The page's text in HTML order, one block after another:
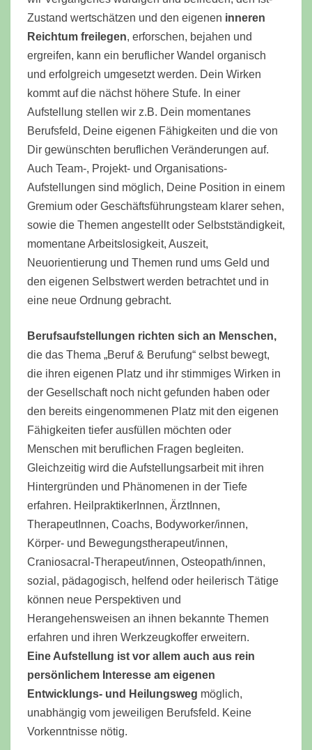
Zustand wertschätzen und den eigenen inneren
Reichtum freilegen, erforschen, bejahen und
ergreifen, kann ein beruflicher Wandel organisch
und erfolgreich umgesetzt werden. Dein Wirken
kommt auf die nächst höhere Stufe. In einer
Aufstellung stellen wir z.B. Dein momentanes
Berufsfeld, Deine eigenen Fähigkeiten und die von
Dir gewünschten beruflichen Veränderungen auf.
Auch Team-, Projekt- und Organisations-
Aufstellungen sind möglich, Deine Position in einem
Gremium oder Geschäftsführungsteam klarer sehen,
sowie die Themen angestellt oder Selbstständigkeit,
momentane Arbeitslosigkeit, Auszeit,
Neuorientierung und Themen rund ums Geld und
den eigenen Selbstwert werden betrachtet und in
eine neue Ordnung gebracht.
Berufsaufstellungen richten sich an Menschen,
die das Thema „Beruf & Berufung“ selbst bewegt,
die ihren eigenen Platz und ihr stimmiges Wirken in
der Gesellschaft noch nicht gefunden haben oder
den bereits eingenommenen Platz mit den eigenen
Fähigkeiten tiefer ausfüllen möchten oder
Menschen mit beruflichen Fragen begleiten.
Gleichzeitig wird die Aufstellungsarbeit mit ihren
Hintergründen und Phänomenen in der Tiefe
erfahren. HeilpraktikerInnen, ÄrztInnen,
TherapeutInnen, Coachs, Bodyworker/innen,
Körper- und Bewegungstherapeut/innen,
Craniosacral-Therapeut/innen, Osteopath/innen,
sozial, pädagogisch, helfend oder heilerisch Tätige
können neue Perspektiven und
Herangehensweisen an ihnen bekannte Themen
erfahren und ihren Werkzeugkoffer erweitern.
Eine Aufstellung ist vor allem auch aus rein
persönlichem Interesse am eigenen
Entwicklungs- und Heilungsweg möglich,
unabhängig vom jeweiligen Berufsfeld. Keine
Vorkenntnisse nötig.